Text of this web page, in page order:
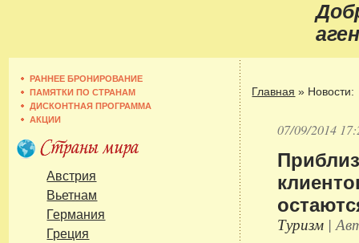
РАННЕЕ БРОНИРОВАНИЕ
ПАМЯТКИ ПО СТРАНАМ
ДИСКОНТНАЯ ПРОГРАММА
АКЦИИ
Австрия
Вьетнам
Германия
Греция
Главная » Новости:
07/09/2014
Туризм |